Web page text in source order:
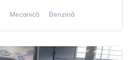
Mecanică
Benzină